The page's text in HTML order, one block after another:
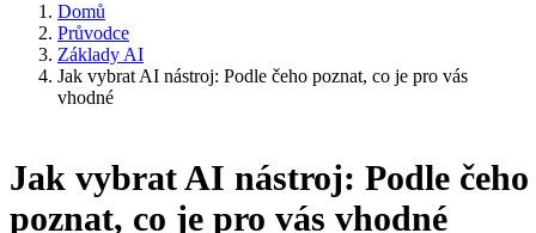
Domů
Průvodce
Základy AI
Jak vybrat AI nástroj: Podle čeho poznat, co je pro vás
vhodné
Jak vybrat AI nástroj: Podle čeho
poznat, co je pro vás vhodné